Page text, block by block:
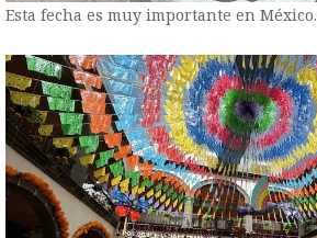
Esta fecha es muy importante en México.